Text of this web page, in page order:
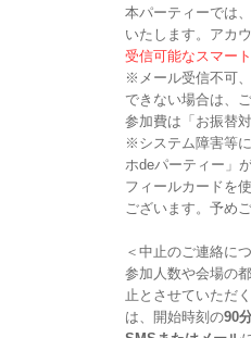
本パーティーでは
いたします。アカ
受信可能なスマー
※メール受信不可
できない場合は、
参加費は「お振替
※システム障害等
ホdeパーティー」
フィールカードを
ございます。予め
＜中止のご連絡に
参加人数や会場の
止とさせていただ
は、開始時刻の90